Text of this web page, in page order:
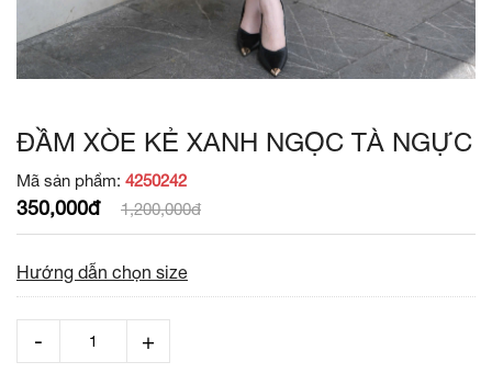
ĐẦM XÒE KẺ XANH NGỌC TÀ NGỰC
Mã sản phẩm: 4250242
350,000đ 1,200,000đ
Hướng dẫn chọn size